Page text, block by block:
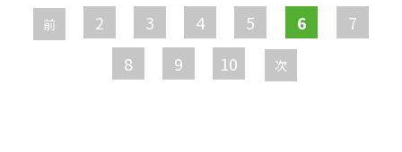
ー
ジ
前 2 3 4 5 6
7
8
9 10 次